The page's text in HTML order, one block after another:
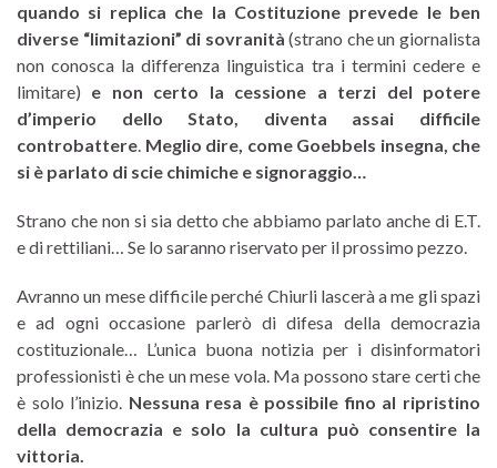
quando si replica che la Costituzione prevede le ben
diverse “limitazioni” di sovranità (strano che un giornalista
non conosca la differenza linguistica tra i termini cedere e
limitare) e non certo la cessione a terzi del potere
d’imperio dello Stato, diventa assai difficile
controbattere. Meglio dire, come Goebbels insegna, che
si è parlato di scie chimiche e signoraggio…
Strano che non si sia detto che abbiamo parlato anche di E.T.
e di rettiliani… Se lo saranno riservato per il prossimo pezzo.
Avranno un mese difficile perché Chiurli lascerà a me gli spazi
e ad ogni occasione parlerò di difesa della democrazia
costituzionale… L’unica buona notizia per i disinformatori
professionisti è che un mese vola. Ma possono stare certi che
è solo l’inizio. Nessuna resa è possibile fino al ripristino
della democrazia e solo la cultura può consentire la
vittoria.